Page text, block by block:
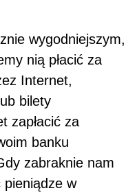
wygodniejszym,
nią płacić za
Internet,
bilety
zapłacić za
banku
zabraknie nam
pieniądze w